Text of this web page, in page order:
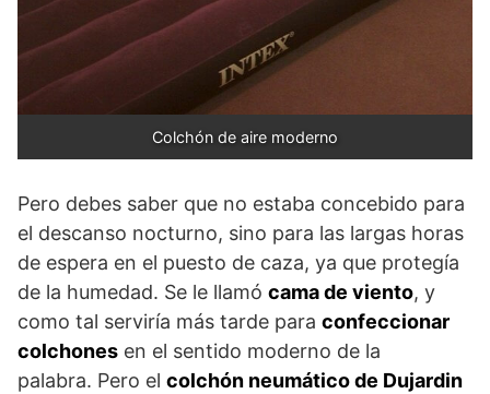
Colchón de aire moderno
Pero debes saber que no estaba concebido para
el descanso nocturno, sino para las largas horas
de espera en el puesto de caza, ya que protegía
de la humedad. Se le llamó cama de viento, y
como tal serviría más tarde para confeccionar
colchones en el sentido moderno de la
palabra. Pero el colchón neumático de Dujardin